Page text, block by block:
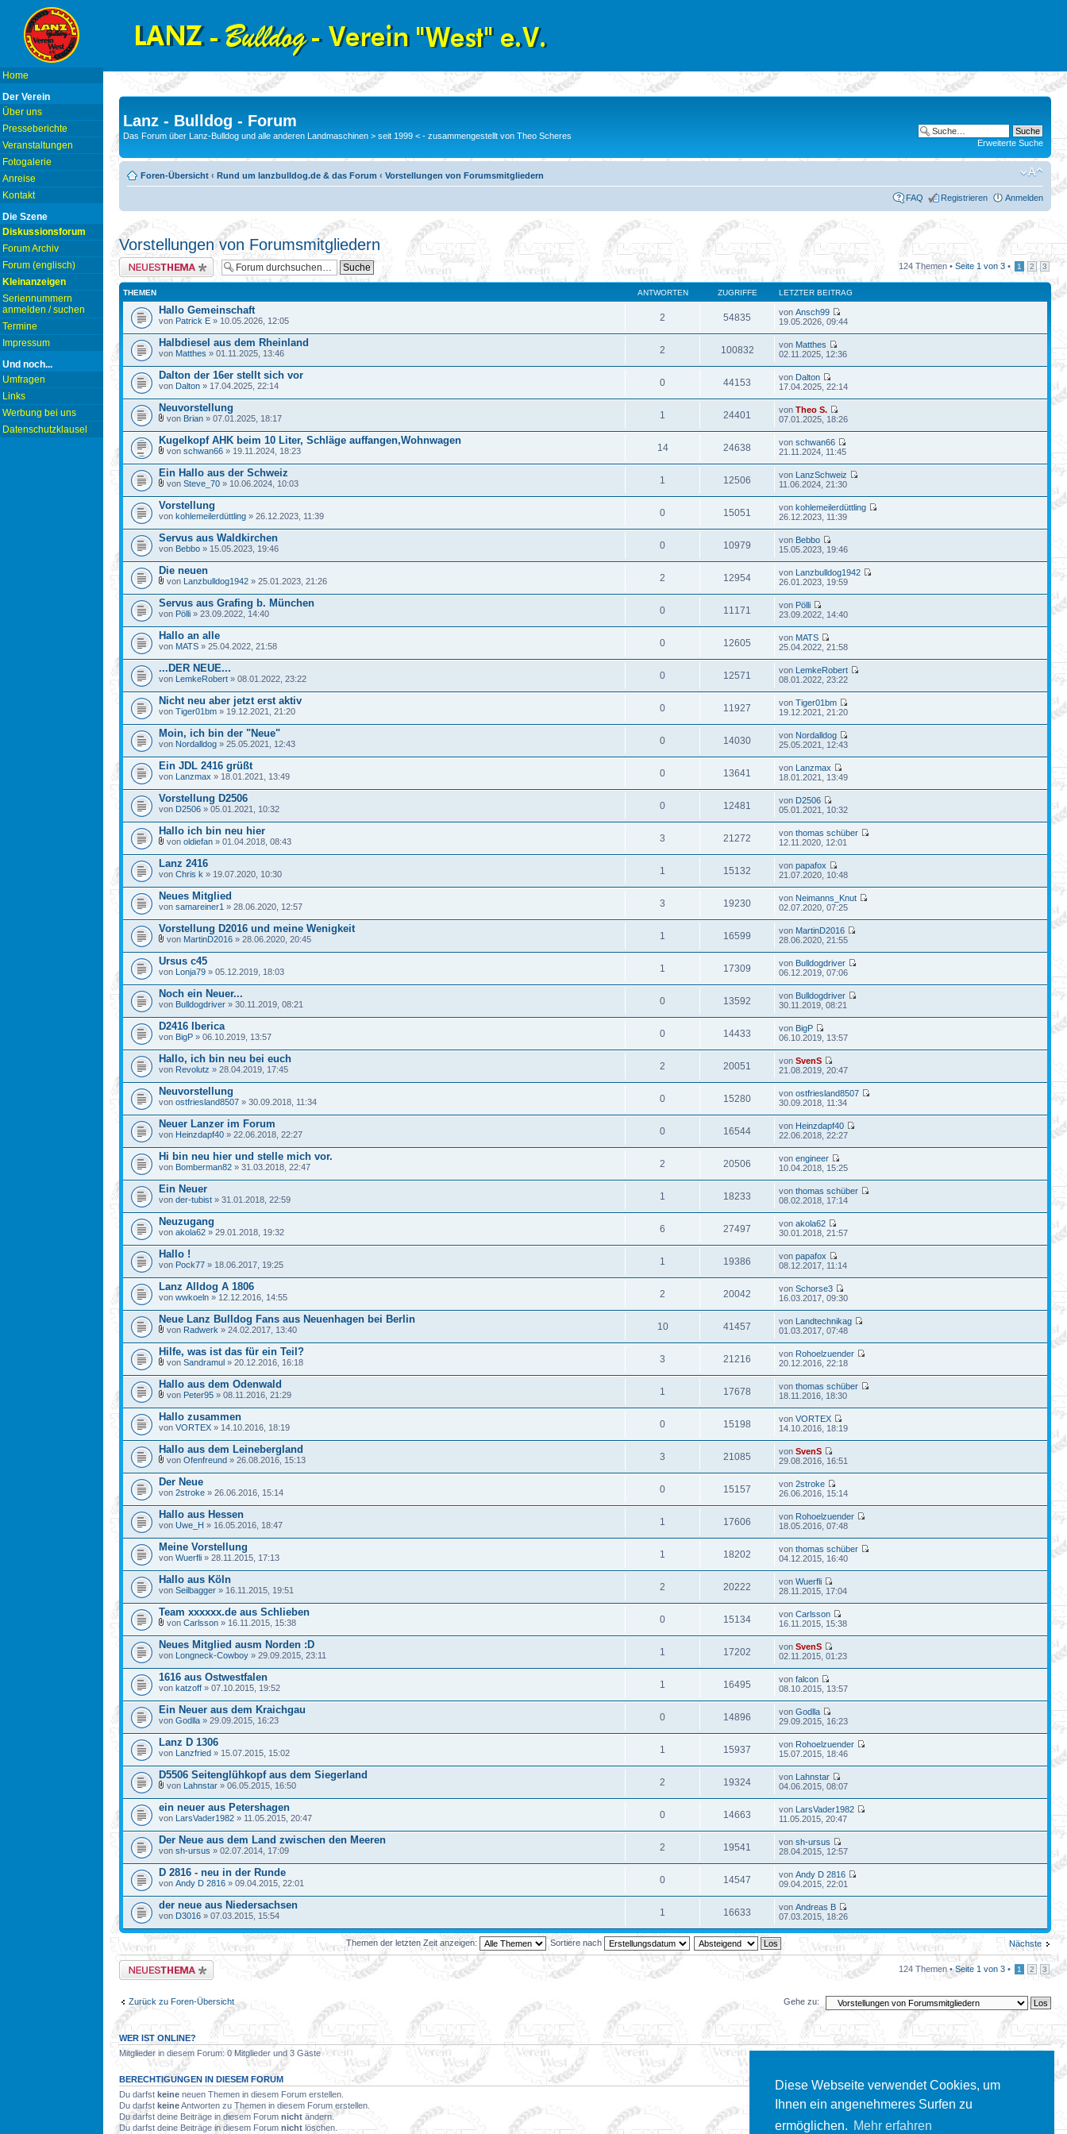
Diese Webseite verwendet Cookies, um
Ihnen ein angenehmeres Surfen zu
ermöglichen. Mehr erfahren
Home
Der Verein
Über uns
Presseberichte
Veranstaltungen
Fotogalerie
Anreise
Kontakt
Die Szene
Diskussionsforum
Forum Archiv
Forum (englisch)
Kleinanzeigen
Seriennummern
anmelden / suchen
Termine
Impressum
Und noch...
Umfragen
Links
Werbung bei uns
Datenschutzklausel
Lanz - Bulldog - Forum
Das Forum über Lanz-Bulldog und alle anderen Landmaschinen > seit 1999 < - zusammengestellt von Theo Scheres
Erweiterte Suche
Foren-Übersicht ‹ Rund um lanzbulldog.de & das Forum ‹ Vorstellungen von Forumsmitgliedern
FAQ Registrieren Anmelden
Vorstellungen von Forumsmitgliedern
Neues Thema erstellen 124 Themen • Seite 1 von 3 • 1 2 3
THEMEN ANTWORTEN ZUGRIFFE LETZTER BEITRAG
Hallo Gemeinschaft
von Patrick E » 10.05.2026, 12:05 2 54835 vonAnsch99
19.05.2026, 09:44
Halbdiesel aus dem Rheinland
von Matthes » 01.11.2025, 13:46 2 100832 von Matthes
02.11.2025, 12:36
Dalton der 16er stellt sich vor
von Dalton » 17.04.2025, 22:14 0 44153 von Dalton
17.04.2025, 22:14
Neuvorstellung
von Brian » 07.01.2025, 18:17 1 24401 vonTheo S.
07.01.2025, 18:26
Kugelkopf AHK beim 10 Liter, Schläge auffangen,Wohnwagen
von schwan66 » 19.11.2024, 18:23 14 24638 vonschwan66
21.11.2024, 11:45
Ein Hallo aus der Schweiz
von Steve_70 » 10.06.2024, 10:03 1 12506 von LanzSchweiz
11.06.2024, 21:30
Vorstellung
von kohlemeilerdüttling » 26.12.2023, 11:39 0 15051 vonkohlemeilerdüttling
26.12.2023, 11:39
Servus aus Waldkirchen
von Bebbo » 15.05.2023, 19:46 0 10979 von Bebbo
15.05.2023, 19:46
Die neuen
von Lanzbulldog1942 » 25.01.2023, 21:26 2 12954 von Lanzbulldog1942
26.01.2023, 19:59
Servus aus Grafing b. München
von Pölli » 23.09.2022, 14:40 0 11171 von Pölli
23.09.2022, 14:40
Hallo an alle
von MATS » 25.04.2022, 21:58 0 12605 von MATS
25.04.2022, 21:58
...DER NEUE...
von LemkeRobert » 08.01.2022, 23:22 0 12571 von LemkeRobert
08.01.2022, 23:22
Nicht neu aber jetzt erst aktiv
von Tiger01bm » 19.12.2021, 21:20 0 11927 vonTiger01bm
19.12.2021, 21:20
Moin, ich bin der "Neue"
von Nordalldog » 25.05.2021, 12:43 0 14030 von Nordalldog
25.05.2021, 12:43
Ein JDL 2416 grüßt
von Lanzmax » 18.01.2021, 13:49 0 13641 von Lanzmax
18.01.2021, 13:49
Vorstellung D2506
von D2506 » 05.01.2021, 10:32 0 12481 von D2506
05.01.2021, 10:32
Hallo ich bin neu hier
von oldiefan » 01.04.2018, 08:43 3 21272 vonthomas schüber
12.11.2020, 12:01
Lanz 2416
von Chris k » 19.07.2020, 10:30 1 15132 vonpapafox
21.07.2020, 10:48
Neues Mitglied
von samareiner1 » 28.06.2020, 12:57 3 19230 von Neimanns_Knut
02.07.2020, 07:25
Vorstellung D2016 und meine Wenigkeit
von MartinD2016 » 28.06.2020, 20:45 1 16599 von MartinD2016
28.06.2020, 21:55
Ursus c45
von Lonja79 » 05.12.2019, 18:03 1 17309 von Bulldogdriver
06.12.2019, 07:06
Noch ein Neuer...
von Bulldogdriver » 30.11.2019, 08:21 0 13592 von Bulldogdriver
30.11.2019, 08:21
D2416 Iberica
von BigP » 06.10.2019, 13:57 0 14433 von BigP
06.10.2019, 13:57
Hallo, ich bin neu bei euch
von Revolutz » 28.04.2019, 17:45 2 20051 vonSvenS
21.08.2019, 20:47
Neuvorstellung
von ostfriesland8507 » 30.09.2018, 11:34 0 15280 vonostfriesland8507
30.09.2018, 11:34
Neuer Lanzer im Forum
von Heinzdapf40 » 22.06.2018, 22:27 0 16544 von Heinzdapf40
22.06.2018, 22:27
Hi bin neu hier und stelle mich vor.
von Bomberman82 » 31.03.2018, 22:47 2 20506 vonengineer
10.04.2018, 15:25
Ein Neuer
von der-tubist » 31.01.2018, 22:59 1 18233 vonthomas schüber
08.02.2018, 17:14
Neuzugang
von akola62 » 29.01.2018, 19:32 6 27497 vonakola62
30.01.2018, 21:57
Hallo !
von Pock77 » 18.06.2017, 19:25 1 19386 vonpapafox
08.12.2017, 11:14
Lanz Alldog A 1806
von wwkoeln » 12.12.2016, 14:55 2 20042 vonSchorse3
16.03.2017, 09:30
Neue Lanz Bulldog Fans aus Neuenhagen bei Berlin
von Radwerk » 24.02.2017, 13:40 10 41457 von Landtechnikag
01.03.2017, 07:48
Hilfe, was ist das für ein Teil?
von Sandramul » 20.12.2016, 16:18 3 21216 von Rohoelzuender
20.12.2016, 22:18
Hallo aus dem Odenwald
von Peter95 » 08.11.2016, 21:29 1 17678 vonthomas schüber
18.11.2016, 18:30
Hallo zusammen
von VORTEX » 14.10.2016, 18:19 0 15198 vonVORTEX
14.10.2016, 18:19
Hallo aus dem Leinebergland
von Ofenfreund » 26.08.2016, 15:13 3 21085 vonSvenS
29.08.2016, 16:51
Der Neue
von 2stroke » 26.06.2016, 15:14 0 15157 von2stroke
26.06.2016, 15:14
Hallo aus Hessen
von Uwe_H » 16.05.2016, 18:47 1 17606 von Rohoelzuender
18.05.2016, 07:48
Meine Vorstellung
von Wuerfli » 28.11.2015, 17:13 1 18202 vonthomas schüber
04.12.2015, 16:40
Hallo aus Köln
von Seilbagger » 16.11.2015, 19:51 2 20222 vonWuerfli
28.11.2015, 17:04
Team xxxxxx.de aus Schlieben
von Carlsson » 16.11.2015, 15:38 0 15134 vonCarlsson
16.11.2015, 15:38
Neues Mitglied ausm Norden :D
von Longneck-Cowboy » 29.09.2015, 23:11 1 17202 vonSvenS
02.11.2015, 01:23
1616 aus Ostwestfalen
von katzoff » 07.10.2015, 19:52 1 16495 vonfalcon
08.10.2015, 13:57
Ein Neuer aus dem Kraichgau
von Godlla » 29.09.2015, 16:23 0 14896 vonGodlla
29.09.2015, 16:23
Lanz D 1306
von Lanzfried » 15.07.2015, 15:02 1 15937 von Rohoelzuender
15.07.2015, 18:46
D5506 Seitenglühkopf aus dem Siegerland
von Lahnstar » 06.05.2015, 16:50 2 19324 von Lahnstar
04.06.2015, 08:07
ein neuer aus Petershagen
von LarsVader1982 » 11.05.2015, 20:47 0 14663 von LarsVader1982
11.05.2015, 20:47
Der Neue aus dem Land zwischen den Meeren
von sh-ursus » 02.07.2014, 17:09 2 19541 vonsh-ursus
28.04.2015, 12:57
D 2816 - neu in der Runde
von Andy D 2816 » 09.04.2015, 22:01 0 14547 vonAndy D 2816
09.04.2015, 22:01
der neue aus Niedersachsen
von D3016 » 07.03.2015, 15:54 1 16633 vonAndreas B
07.03.2015, 18:26
Nächste
Themen der letzten Zeit anzeigen: Sortiere nach
Neues Thema erstellen 124 Themen •Seite 1 von 3 • 1 2 3
Zurück zu Foren-Übersicht Gehe zu:
WER IST ONLINE?
Mitglieder in diesem Forum: 0 Mitglieder und 3 Gäste
BERECHTIGUNGEN IN DIESEM FORUM
Du darfst keine neuen Themen in diesem Forum erstellen.
Du darfst keineAntworten zu Themen in diesem Forum erstellen.
Du darfst deine Beiträge in diesem Forum nicht ändern.
Du darfst deine Beiträge in diesem Forum nicht löschen.